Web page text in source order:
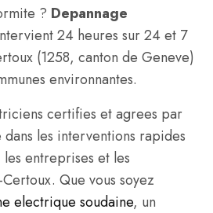
? Depannage
24 heures sur 24 et 7
(1258, canton de Geneve)
environnantes.
certifies et agrees par
les interventions rapides
entreprises et les
Que vous soyez
electrique soudaine, un